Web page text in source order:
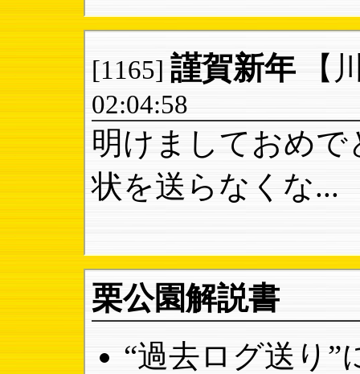
[1165] 謹賀新年 【
02:04:58
明けましておめ
状を送らなくな...
栗公園解説書
“過去ログ送り